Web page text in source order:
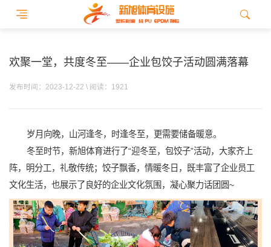
欢聚一堂，共度冬至——企业包饺子活动圆满落幕
发布时间：2023-12-22 \ 阅读：1921
岁月向晚，山河逢冬，时逢冬至，更需要储备暖意。
冬至时节，新旭体育进行了“迎冬至，包饺子”活动，大家齐上
阵，明分工，礼敬传统；饺子飘香，情暖冬日，既丰富了企业员工
文化生活，也展示了良好的企业文化氛围，凝心聚力话团圆~